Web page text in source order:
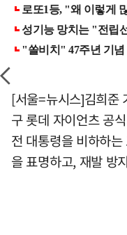
[서울=뉴시스]김희준
구 롯데 자이언츠 공
전 대통령을 비하하
을 표명하고, 재발 방